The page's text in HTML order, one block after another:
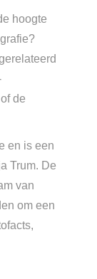
hoogte
de
en is een
Trum. De
van
om een